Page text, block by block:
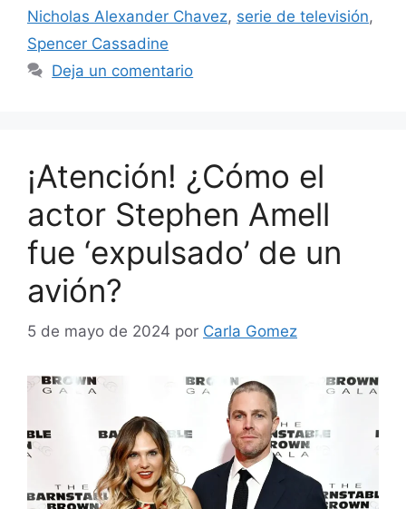
Nicholas Alexander Chavez, serie de televisión,
Spencer Cassadine
Deja un comentario
¡Atención! ¿Cómo el
actor Stephen Amell
fue ‘expulsado’ de un
avión?
5 de mayo de 2024 por Carla Gomez